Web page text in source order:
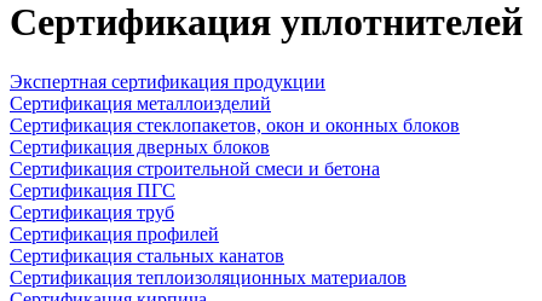
Сертификация уплотнителей
Экспертная сертификация продукции
Сертификация металлоизделий
Сертификация стеклопакетов, окон и оконных блоков
Сертификация дверных блоков
Сертификация строительной смеси и бетона
Сертификация ПГС
Сертификация труб
Сертификация профилей
Сертификация стальных канатов
Сертификация теплоизоляционных материалов